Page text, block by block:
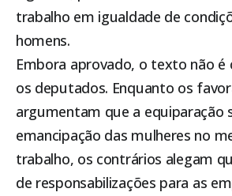
trabalho em igualdade de
homens.
Embora aprovado, o texto não é
os deputados. Enquanto os
argumentam que a equiparação
emancipação das mulheres no
trabalho, os contrários alegam
de responsabilizações para as